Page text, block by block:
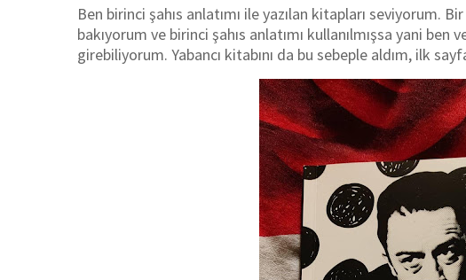
Ben birinci şahıs anlatımı ile yazılan kitapları seviyorum.
bakıyorum ve birinci şahıs anlatımı kullanılmışsa yani
girebiliyorum. Yabancı kitabını da bu sebeple aldım, ilk